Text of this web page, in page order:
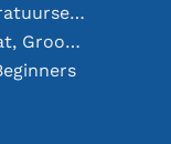
Het Kiezen van de Juiste Temperatuursensor [youtube]
18650 Batterijen: Klein in Formaat, Groot in Prestatie